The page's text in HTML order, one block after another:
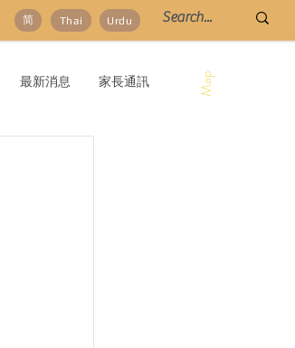
最新消息 家長通訊 Map
Urdu
Thai
简